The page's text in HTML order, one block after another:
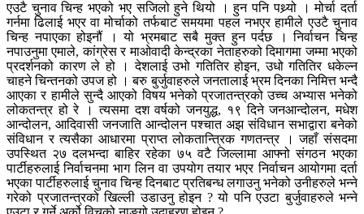
एउटै चुनाव चिन्ह भएको भए सजिलो हुने थियो । हुन पनि पथ्र्यो । मोर्चा दर्ता
गर्नमा ढिलाई भएर वा मोर्चाको तर्फबाट समयमा पहल नभएर हामीले एउटै चुनाव
चिन्ह नपाएका होइनौं । यो भ्रमबाट सबै मुक्त हुन पर्दछ । निर्वाचन चिन्ह
नपाउनुमा एमाले, कांग्रेस र माओवादी केन्द्रका नेताहरुको दिमागमा जम्मा भएको
प्रदर्शनको कारण ले हो । देशलाई उभो गतितिर होइन, उधो गतितिर धकेल्न
चाहने चिन्तनको उपज हो । बरु बुर्जुवाहरुले जनतालाई भ्रम दिनका निमित्त भन्दै
आएका र हामीले सुन्दै आएको विषय भनेको प्रजातन्त्रको उच्च अभ्यास भनेको
लोकतन्त्र हो रे । त्यसमा दश वर्षको जनयुद्ध, १९ दिने जनआन्दोलन, मधेश
आन्दोलन, आदिवासी जनजाति आन्दोलन पश्चात अझ संविधान सभाद्वारा बनेको
संविधान र त्यसैका आधारमा प्राप्त लोकतान्त्रिक गणतन्त्र । जहाँ संसदमा
उपस्थित २७ दलभन्दा बाहिर रहेका ७५ वटै जिल्लामा आफ्नो संगठन भएका
पार्टीहरुलाई निर्वाचनमा भाग लिन वा उपयोग तयार भएर निर्वाचन आयोगमा दर्ता
भएका पार्टीहरुलाई चुनाव चिन्ह दिनबाट प्रतिबन्ध लगाउनु भनेको उनीहरुले भन्ने
गरेको प्रजातन्त्रको खिल्ली उडाउनु होइन ? यो पनि एउटा बुर्जुवाहरुले भन्ने